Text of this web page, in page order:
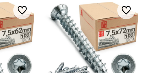
Do ulubionych Do